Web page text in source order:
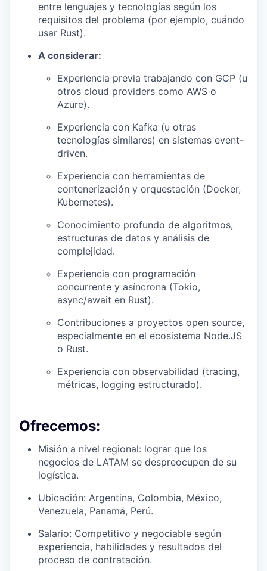
entre lenguajes y tecnologías según los
requisitos del problema (por ejemplo, cuándo
usar Rust).
A considerar:
Experiencia previa trabajando con GCP (u
otros cloud providers como AWS o
Azure).
Experiencia con Kafka (u otras
tecnologías similares) en sistemas event-
driven.
Experiencia con herramientas de
contenerización y orquestación (Docker,
Kubernetes).
Conocimiento profundo de algoritmos,
estructuras de datos y análisis de
complejidad.
Experiencia con programación
concurrente y asíncrona (Tokio,
async/await en Rust).
Contribuciones a proyectos open source,
especialmente en el ecosistema Node.JS
o Rust.
Experiencia con observabilidad (tracing,
métricas, logging estructurado).
Ofrecemos:
Misión a nivel regional: lograr que los
negocios de LATAM se despreocupen de su
logística.
Ubicación: Argentina, Colombia, México,
Venezuela, Panamá, Perú.
Salario: Competitivo y negociable según
experiencia, habilidades y resultados del
proceso de contratación.